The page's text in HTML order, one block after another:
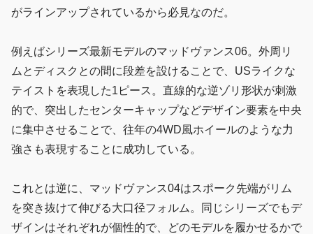
がラインアップされているから必見なのだ。
例えばシリーズ最新モデルのマッドヴァンス06。外周リ
ムとディスクとの間に段差を設けることで、USライクな
テイストを表現した1ピース。直線的な逆ゾリ形状が刺激
的で、突出したセンターキャップなどデザイン要素を中央
に集中させることで、往年の4WD風ホイールのような力
強さも表現することに成功している。
これとは逆に、マッドヴァンス04はスポーク先端がリム
を突き抜けて伸びる大口径フォルム。同じシリーズでもデ
ザインはそれぞれが個性的で、どのモデルを履かせるかで